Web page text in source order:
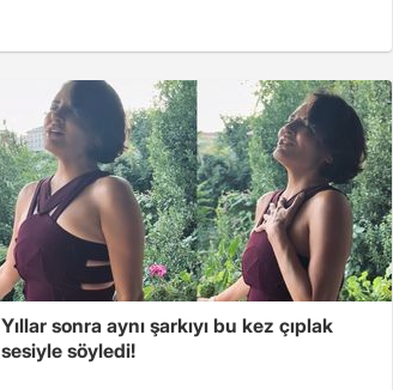
Yıllar sonra aynı şarkıyı bu kez çıplak
sesiyle söyledi!